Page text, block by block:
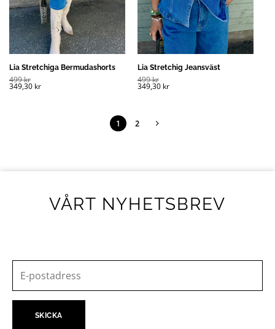
Lia Stretchiga Bermudashorts
499kr
349,30 kr
Lia Stretchig Jeansväst
499kr
349,30 kr
1 2
VÅRT NYHETSBREV